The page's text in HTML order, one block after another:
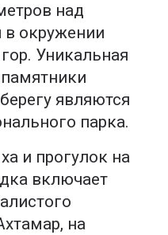
над
окружении
Уникальная
являются
парка.
и прогулок на
включает
на